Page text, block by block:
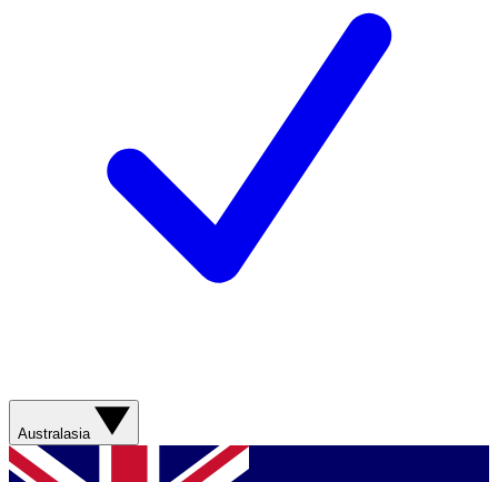
Australasia